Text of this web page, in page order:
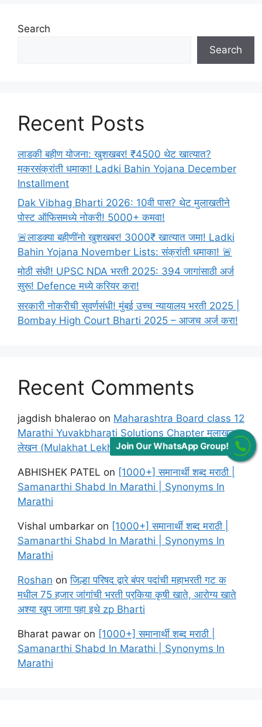
Search
Search
Recent Posts
लाडकी बहीण योजना: खुशखबर! ₹4500 थेट खात्यात?
मकरसंक्रांती धमाका! Ladki Bahin Yojana December
Installment
Dak Vibhag Bharti 2026: 10वी पास? थेट मुलाखतीने
पोस्ट ऑफिसमध्ये नोकरी! 5000+ कमवा!
🚨लाडक्या बहीणींनो खुशखबर! 3000₹ खात्यात जमा! Ladki
Bahin Yojana November Lists: संक्रांती धमाका! 🚨
मोठी संधी! UPSC NDA भरती 2025: 394 जागांसाठी अर्ज
सुरू! Defence मध्ये करियर करा!
सरकारी नोकरीची सुवर्णसंधी! मुंबई उच्च न्यायालय भरती 2025 |
Bombay High Court Bharti 2025 – आजच अर्ज करा!
Recent Comments
jagdish bhalerao on Maharashtra Board class 12
Marathi Yuvakbharati Solutions Chapter मुलाखत
लेखन (Mulakhat Lekhan)
ABHISHEK PATEL on [1000+] समानार्थी शब्द मराठी |
Samanarthi Shabd In Marathi | Synonyms In
Marathi
Vishal umbarkar on [1000+] समानार्थी शब्द मराठी |
Samanarthi Shabd In Marathi | Synonyms In
Marathi
Roshan onजिल्हा परिषद द्वारे बंपर पदांची महाभरती गट क
मधील 75 हजार जांगांची भरती प्रकिया कृषी खाते, आरोग्य खाते
अश्या खुप जागा पहा इथे zp Bharti
Bharat pawar on [1000+] समानार्थी शब्द मराठी |
Samanarthi Shabd In Marathi | Synonyms In
Marathi
Join Our WhatsApp Group!